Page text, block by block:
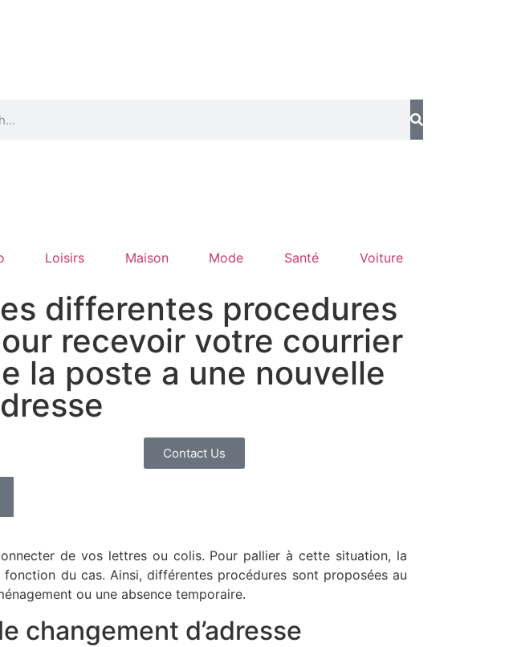
Loisirs Maison Mode Santé Voiture
differentes procedures
recevoir votre courrier
la poste a une nouvelle
Contact Us
de vos lettres ou colis. Pour pallier à cette situation, la
du cas. Ainsi, différentes procédures sont proposées au
ou une absence temporaire.
changement d’adresse